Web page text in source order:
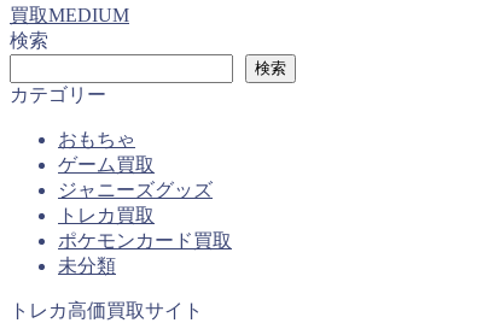
買取MEDIUM
検索
検索
カテゴリー
おもちゃ
ゲーム買取
ジャニーズグッズ
トレカ買取
ポケモンカード買取
未分類
トレカ高価買取サイト